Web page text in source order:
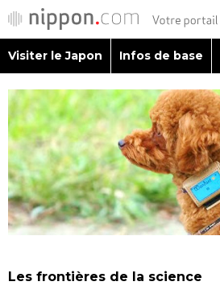
Visiter le Japon
Infos de base
Visiter le Japon Infos de base
Les frontières de la science